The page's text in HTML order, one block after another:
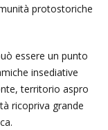
protostoriche
essere un punto
insediative
territorio aspro
ricopriva grande